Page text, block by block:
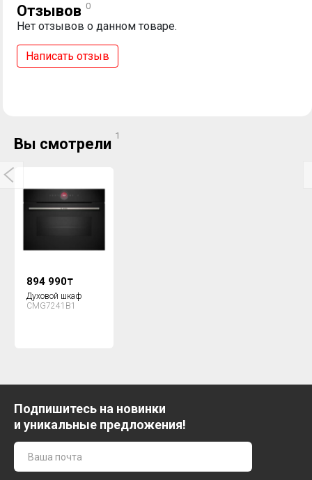
Отзывов 0
Нет отзывов о данном товаре.
Написать отзыв
Вы смотрели 1
894 990₸
Духовой шкаф
CMG7241B1
Подпишитесь на новинки
и уникальные предложения!